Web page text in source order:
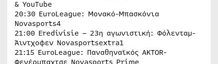
& YouTube
20:30 EuroLeague: Μονακό-Μπασκόνια
Νovasports4
21:00 Eredivisie – 23η αγωνιστική: Φόλενταμ-
Άιντχοφεν Novasportsextra1
21:15 EuroLeague: Παναθηναϊκός AKTOR-